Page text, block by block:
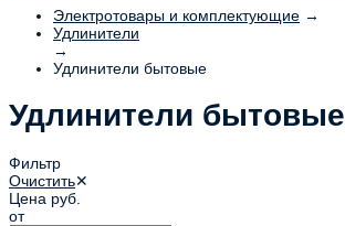
Электротовары и комплектующие →
Удлинители
→
Удлинители бытовые
Удлинители бытовые
Фильтр
Очистить✕
Цена руб.
от